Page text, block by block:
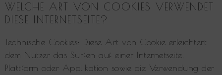
WELCHE ART VON COOKIES VERWENDET
DIESE INTERNETSEITE?
Technische Cookies: Diese Art von Cookie erleichtert
dem Nutzer das Surfen auf einer Internetseite,
Plattform oder Applikation sowie die Verwendung der